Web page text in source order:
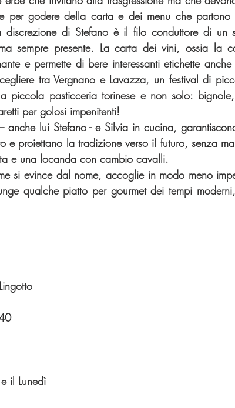
per godere della carta e dei menu che
discrezione di Stefano è il filo conduttore di un
sempre presente. La carta dei vini, ossia la
e permette di bere interessanti etichette
tra Vergnano e Lavazza, un festival di
piccola pasticceria torinese e non solo:
per golosi impenitenti!
anche lui Stefano - e Silvia in cucina,
e proiettano la tradizione verso il futuro, senza
e una locanda con cambio cavalli.
si evince dal nome, accoglie in modo meno
qualche piatto per gourmet dei tempi
il Lunedì